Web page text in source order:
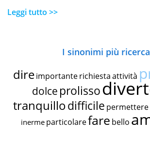
Leggi tutto >>
I sinonimi più
dire importante richiestaattività
dolce prolisso
tranquillodifficile permettere
inerme particolarefare bello